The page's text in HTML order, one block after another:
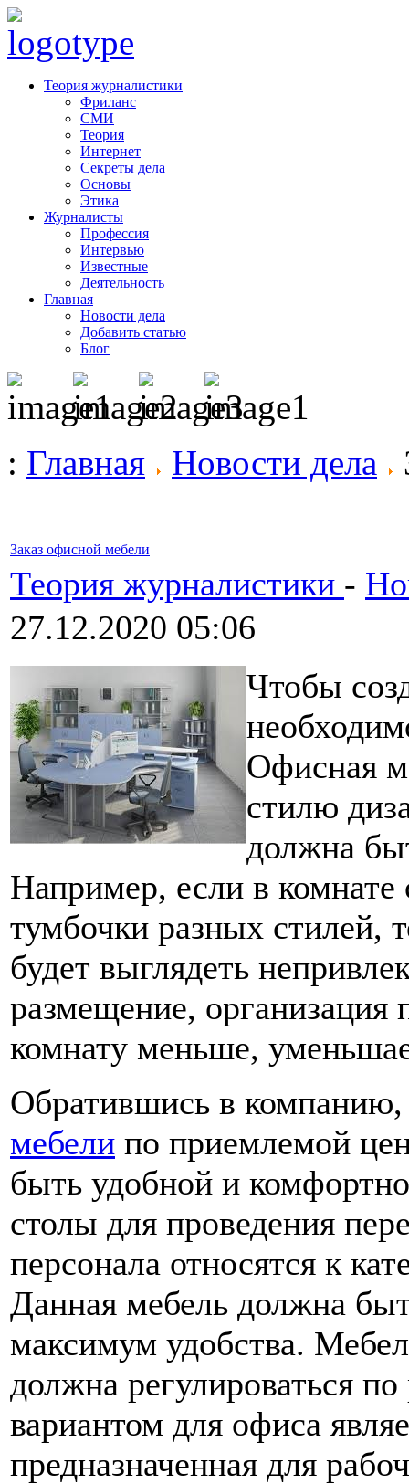
Теория журналистики
Фриланс
СМИ
Теория
Интернет
Секреты дела
Основы
Этика
Журналисты
Профессия
Интервью
Известные
Деятельность
Главная
Новости дела
Добавить статью
Блог
: Главная Новости дела
Заказ офисной мебели
Теория журналистики -
27.12.2020 05:06
Чтобы
Офисная
стилю
должна
Например, если в комнате
тумбочки разных стилей,
будет выглядеть
размещение, организация
комнату меньше,
Обратившись в
мебели по приемлемой
быть удобной и
столы для проведения
персонала относятся к
Данная мебель должна
максимум удобства.
должна регулироваться
вариантом для офиса
предназначенная для